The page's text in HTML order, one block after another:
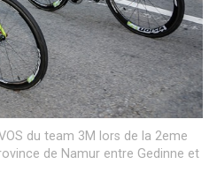
du team 3M lors de la 2eme
de Namur entre Gedinne et